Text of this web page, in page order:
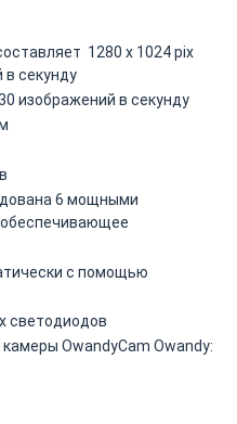
1280 x 1024 pix
в секунду
изображений в секунду
6 мощными
с помощью
светодиодов
OwandyCam Owandy: